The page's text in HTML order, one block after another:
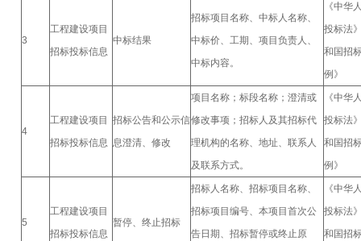
3
工程建设项目
招标投标信息
中标结果
招标项目名称、中标人名称、
中标价、工期、项目负责人、
中标内容。
《中华
投标法
和国招
例》
4
工程建设项目
招标投标信息
招标公告和公示信
息澄清、修改
项目名称；标段名称；澄清或
修改事项；招标人及其招标代
理机构的名称、地址、联系人
及联系方式。
《中华
投标法
和国招
例》
5
工程建设项目
招标投标信息
暂停、终止招标
招标人名称、招标项目名称、
招标项目编号、本项目首次公
告日期、招标暂停或终止原
《中华
投标法
和国招